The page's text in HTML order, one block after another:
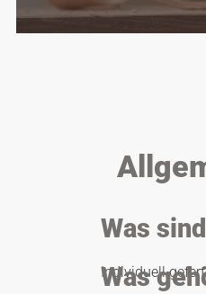
Was
Individuell
Was